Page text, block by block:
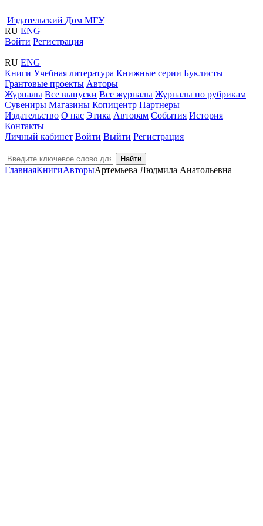
Издательский Дом МГУ
RU ENG
Войти Регистрация
RU ENG
Книги Учебная литература Книжные серии Буклисты
Грантовые проекты Авторы
Журналы Все выпуски Все журналы Журналы по рубрикам
Сувениры Магазины Копицентр Партнеры
Издательство О нас Этика Авторам События История
Контакты
Личный кабинет Войти Выйти Регистрация
Найти
ГлавнаяКнигиАвторыАртемьева Людмила Анатольевна